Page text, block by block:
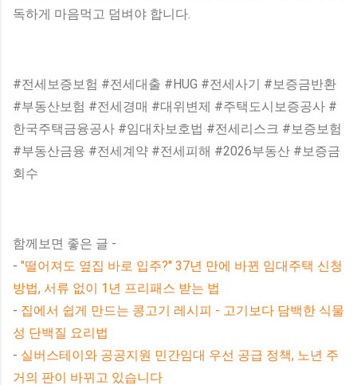
독하게 마음먹고 덤벼야 합니다.
#전세보증보험 #전세대출 #HUG #전세사기 #보증금반환
#부동산보험 #전세경매 #대위변제 #주택도시보증공사 #
한국주택금융공사 #임대차보호법 #전세리스크 #보증보험
#부동산금융 #전세계약 #전세피해 #2026부동산 #보증금
회수
함께보면 좋은 글 -
- "떨어져도 옆집 바로 입주?" 37년 만에 바뀐 임대주택 신청
방법, 서류 없이 1년 프리패스 받는 법
- 집에서 쉽게 만드는 콩고기 레시피 - 고기보다 담백한 식물
성 단백질 요리법
- 실버스테이와 공공지원 민간임대 우선 공급 정책, 노년 주
거의 판이 바뀌고 있습니다